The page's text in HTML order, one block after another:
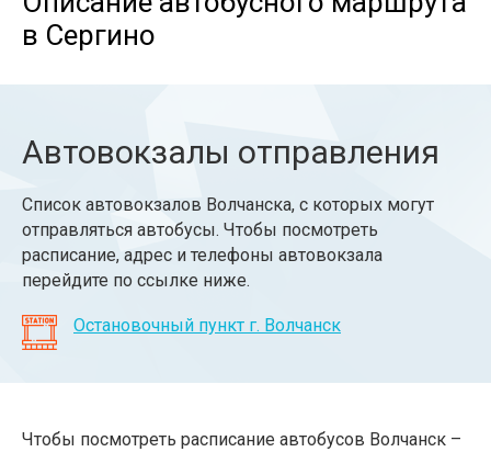
в Сергино
Автовокзалы отправления
Список автовокзалов Волчанска, с которых могут
отправляться автобусы. Чтобы посмотреть
расписание, адрес и телефоны автовокзала
перейдите по ссылке ниже.
Остановочный пункт г. Волчанск
Чтобы посмотреть расписание автобусов Волчанск –